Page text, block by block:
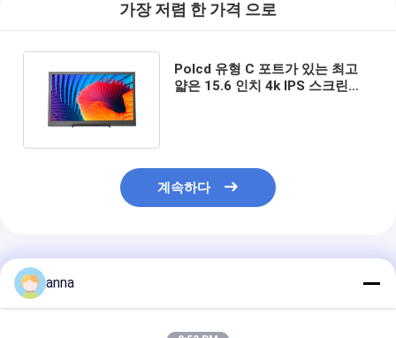
가장 저렴 한 가격 으로
Polcd 유형 C 포트가 있는 최고
얇은 15.6 인치 4k IPS 스크린
계속하다
추천된 제품
anna